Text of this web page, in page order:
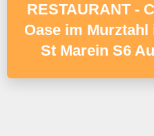
RESTAURANT -
Oase im
St Marein S6